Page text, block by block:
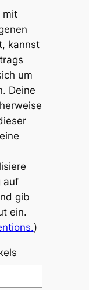
mit
kannst
um
Deine
auf
gib
ein.
)